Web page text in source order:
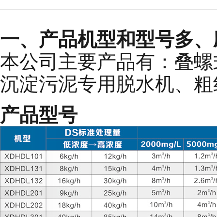
一、产品机型和型号多
本公司主要产品有：叠
沉淀污泥专用脱水机、
产品型号